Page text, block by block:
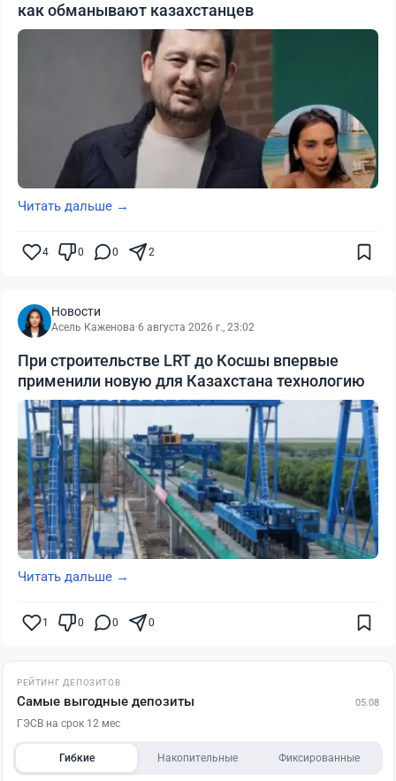
как обманывают казахстанцев
Читать дальше →
4 0 0 2
Новости
Асель Каженова·6 августа 2026 г., 23:02
При строительстве LRT до Косшы впервые
применили новую для Казахстана технологию
Читать дальше →
1 0 0 0
РЕЙТИНГ ДЕПОЗИТОВ
Самые выгодные депозиты 05.08
ГЭСВ на срок 12 мес
Гибкие Накопительные Фиксированные